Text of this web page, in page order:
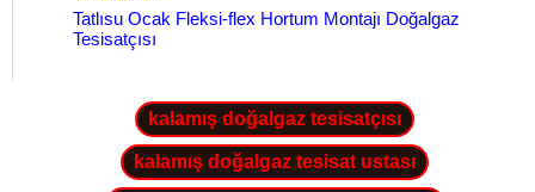
Tatlısu Ocak Fleksi-flex Hortum Montajı Doğalgaz
Tesisatçısı
kalamış doğalgaz tesisatçısı
kalamış doğalgaz tesisat ustası